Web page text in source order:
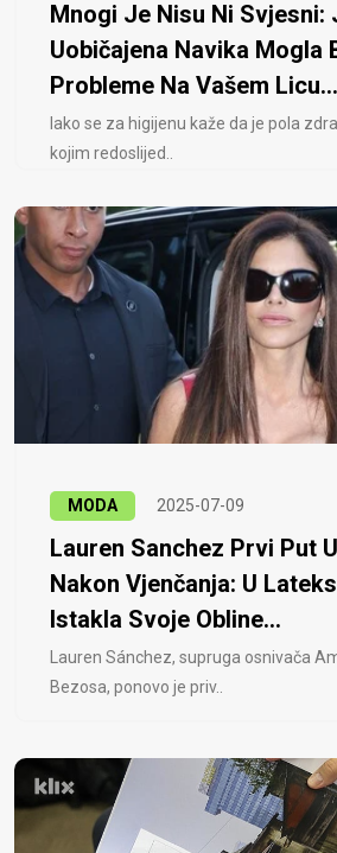
Mnogi Je Nisu Ni Svjesni:
Uobičajena Navika Mogla
Probleme Na Vašem Licu...
Iako se za higijenu kaže da je pola
kojim redoslijed..
MODA 2025-07-09
Lauren Sanchez Prvi Put
Nakon Vjenčanja: U
Istakla Svoje Obline...
Lauren Sánchez, supruga osnivača
Bezosa, ponovo je priv..